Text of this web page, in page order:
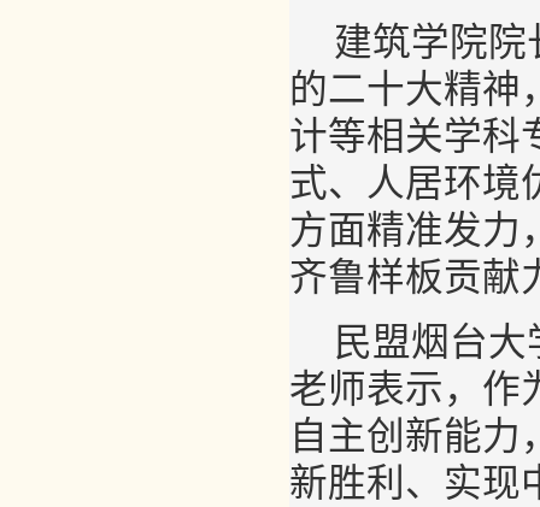
建筑学院
的二十大精神
计等相关学科
式、人居环境
方面精准发力
齐鲁样板贡献
民盟烟台
老师表示，作
自主创新能力
新胜利、实现